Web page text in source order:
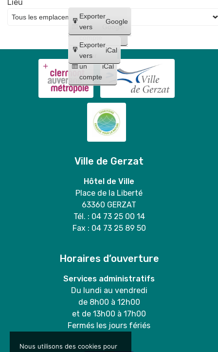
Créer
un
compte
Google
Créer
un
compte
iCal
Exporter
vers
Google
Exporter
vers
iCal
Lieu
Ville de Gerzat
Hôtel de Ville
Place de la Liberté
63360 GERZAT
Tél. : 04 73 25 00 14
Fax : 04 73 25 89 50
Horaires d’ouverture
Services administratifs
Du lundi au vendredi
de 8h00 à 12h00
et de 13h00 à 17h00
Fermés les jours fériés
Nous utilisons des cookies pour